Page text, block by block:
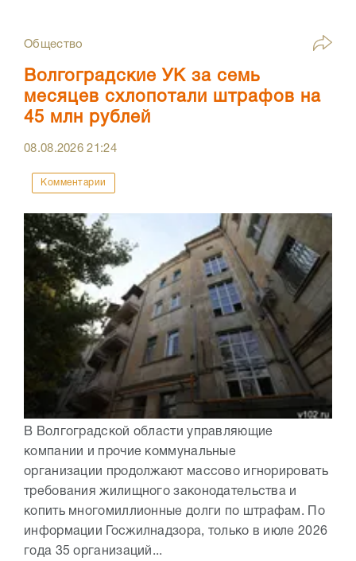
Общество
Волгоградские УК за семь
месяцев схлопотали штрафов на
45 млн рублей
08.08.202621:24
Комментарии
В Волгоградской области управляющие
компании и прочие коммунальные
организации продолжают массово игнорировать
требования жилищного законодательства и
копить многомиллионные долги по штрафам. По
информации Госжилнадзора, только в июле 2026
года 35 организаций...